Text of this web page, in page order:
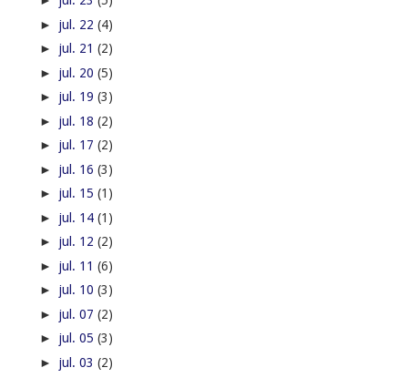
► jul. 22 (4)
► jul. 21 (2)
► jul. 20 (5)
► jul. 19 (3)
► jul. 18 (2)
► jul. 17 (2)
► jul. 16 (3)
► jul. 15 (1)
► jul. 14 (1)
► jul. 12 (2)
► jul. 11 (6)
► jul. 10 (3)
► jul. 07 (2)
► jul. 05 (3)
► jul. 03 (2)